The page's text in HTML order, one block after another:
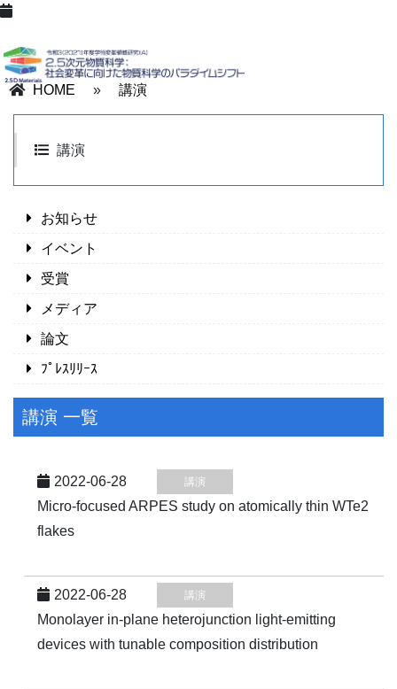
HOME » 講演
講演
お知らせ
イベント
受賞
メディア
論文
ﾌﾟﾚｽﾘﾘｰｽ
講演 一覧
2022-06-28 講演
Micro-focused ARPES study on atomically thin WTe2
flakes
2022-06-28 講演
Monolayer in-plane heterojunction light-emitting
devices with tunable composition distribution